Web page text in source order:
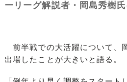
ーリーグ解説者・岡島秀樹
前半戦での大活躍について、
出場したことが大きいと語る。